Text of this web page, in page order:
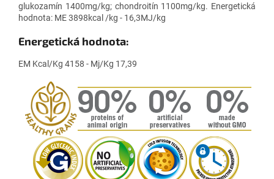
glukozamín 1400mg/kg; chondroitín 1100mg/kg. Energetická
hodnota: ME 3898kcal /kg - 16,3MJ/kg
Energetická hodnota:
EM Kcal/Kg 4158 - Mj/Kg 17,39